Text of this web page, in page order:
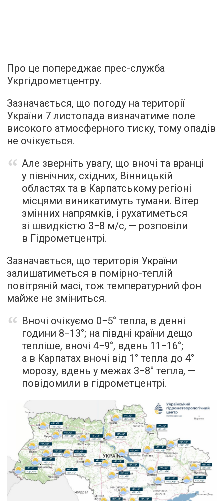
Про це попереджає прес-служба
Укргідрометцентру.
Зазначається, що погоду на території
України 7 листопада визначатиме поле
високого атмосферного тиску, тому опадів
не очікується.
Але зверніть увагу, що вночі та вранці
у північних, східних, Вінницькій
областях та в Карпатському регіоні
місцями виникатимуть тумани. Вітер
змінних напрямків, і рухатиметься
зі швидкістю 3−8 м/с, — розповіли
в Гідрометцентрі.
Зазначається, що територія України
залишатиметься в помірно-теплій
повітряній масі, тож температурний фон
майже не зміниться.
Вночі очікуємо 0−5° тепла, в денні
години 8−13°; на півдні країни дещо
тепліше, вночі 4−9°, вдень 11−16°;
а в Карпатах вночі від 1° тепла до 4°
морозу, вдень у межах 3−8° тепла, —
повідомили в гідрометцентрі.